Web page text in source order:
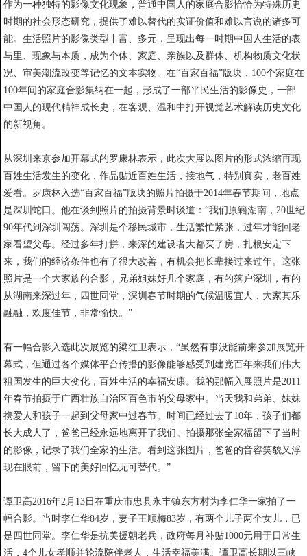
作为一种独特的影像文化现象，普通中国人的家庭合影恰恰为特殊历史
时期的社会形态研究，提供了难以替代的实证价值和难以言说的诸多可
能。生活照片的影像类型丰富、多元，呈现出每一时期中国人生活的表
与里、现象与本质，成为个体、家庭、亲族以及群体、机构物质文化状
况、审美潮流改变等记忆的文本实物。在“百家百福”版块，100个家庭在
100年间的家庭合影集纳在一起，形成了一部平民生活的影像史，一部
中国人的现代精神成长史，在客观、温和中打开视觉艺术解读历史文化
的新视角。
从深圳来京参加开幕式的罗康林表示，此次大展以图片的形式浓缩再现
百姓生活发生的变化，作品贴近百姓生活，接地气，特别真实，老百姓
爱看。罗康林入选“百家百福”版块的照片拍摄于2014年春节期间，地点
是深圳蛇口。他在谈到照片的拍摄背景时谈道：“我们原籍湖南，20世纪
90年代到深圳闯荡。深圳是个移民城市，生活繁忙紧张，过年才能回老
家看望父母。经过多年打拼，来深的建设者大都买了房，扎根安定下
来，我们的经济条件也有了很大改善，有机会把长辈接过来过年。这张
照片是一个大家族的合影，兄弟姐妹好几个家庭，有的落户深圳，有的
从湖南来深过年，四世同堂，深圳春节时期的气候温暖宜人，大家其乐
融融，欢度佳节，非常愉快。”
有一幅合影入选此次展览的梁红卫表示，“虽然有事没能前来参加展览开
幕式，但通过各个媒体平台传播的影像能够感受到建党百年来我们伟大
祖国发生的巨大变化，百姓生活的幸福安康。我的那幅入展照片是2011
年春节拍摄于广西壮族自治区百色市的父母家中。当天我和弟弟、妹妹
携爱人和孩子一起到父母家中过春节。时间已经过去了10年，孩子们都
长大成人了，爸爸已经永远地离开了我们。拍摄那张全家福留下了当时
的影像，记录了我们全家的生活。看到这张图片，爸爸的音容笑貌又浮
现在眼前，留下的美好回忆无可替代。”
谭卫高2016年2月13日在重庆市忠县永丰镇东方村为李仁华一家拍了一
幅合影。当时李仁华84岁，妻子王顺梅83岁，有两个儿子两个女儿，已
是四世同堂。李仁华是抗美援朝老兵，政府每月补贴1000元用于日常生
活，4个儿女孝顺并轮流陪伴老人，生活幸福美满。谭卫高长期以三峡